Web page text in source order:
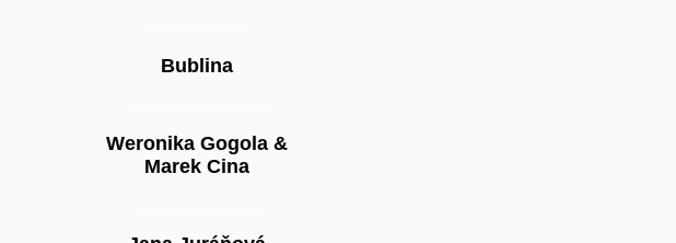
Bublina
Weronika Gogola &
Marek Cina